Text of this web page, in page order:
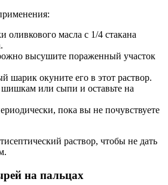
оливкового масла с 1/4 стакана
высушите пораженный участок
шарик окуните его в этот раствор.
или сыпи и оставьте на
пока вы не почувствуете
раствор, чтобы не дать
на пальцах